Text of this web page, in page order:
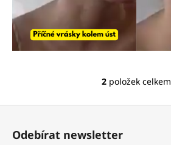
O
2 položek celkem
Odebírat newsletter